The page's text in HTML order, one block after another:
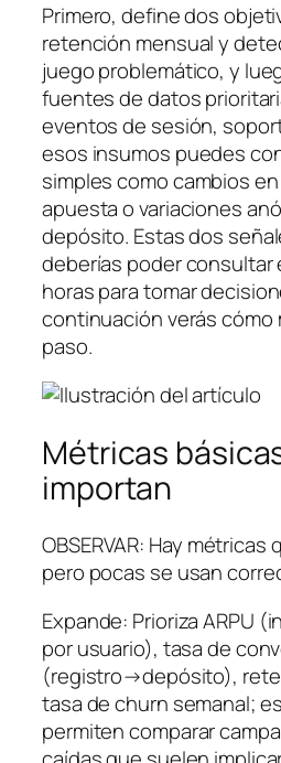
Primero, define dos
retención mensual y
juego problemático, y
fuentes de datos
eventos de sesión,
esos insumos puedes
simples como cambios
apuesta o variaciones
depósito. Estas dos
deberías poder consultar
horas para tomar
continuación verás cómo
paso.
Métricas
importan
OBSERVAR: Hay
pero pocas se usan
Expande: Prioriza ARPU
por usuario), tasa de
(registro→depósito),
tasa de churn semanal;
permiten comparar